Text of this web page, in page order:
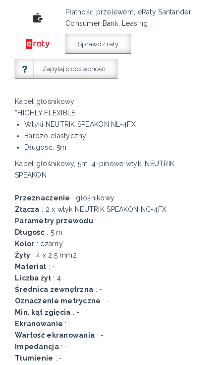
Płatność przelewem, eRaty Santander
Consumer Bank, Leasing
Sprawdź raty
Zapytaj o dostępność
Kabel głośnikowy
“HIGHLY FLEXIBLE”
Wtyki NEUTRIK SPEAKON NL-4FX
Bardzo elastyczny
Długość: 5m
Kabel głośnikowy, 5m, 4-pinowe wtyki NEUTRIK
SPEAKON
Przeznaczenie : głośnikowy
Złącza : 2 x wtyk NEUTRIK SPEAKON NC-4FX
Parametry przewodu : -
Długość: 5 m
Kolor : czarny
Żyły : 4 x 2.5 mm2
Materiał : -
Liczba żył: 4
Średnica zewnętrzna : -
Oznaczenie metryczne : -
Min. kąt zgięcia : -
Ekranowanie : -
Wartość ekranowania : -
Impedancja: -
Tłumienie : -